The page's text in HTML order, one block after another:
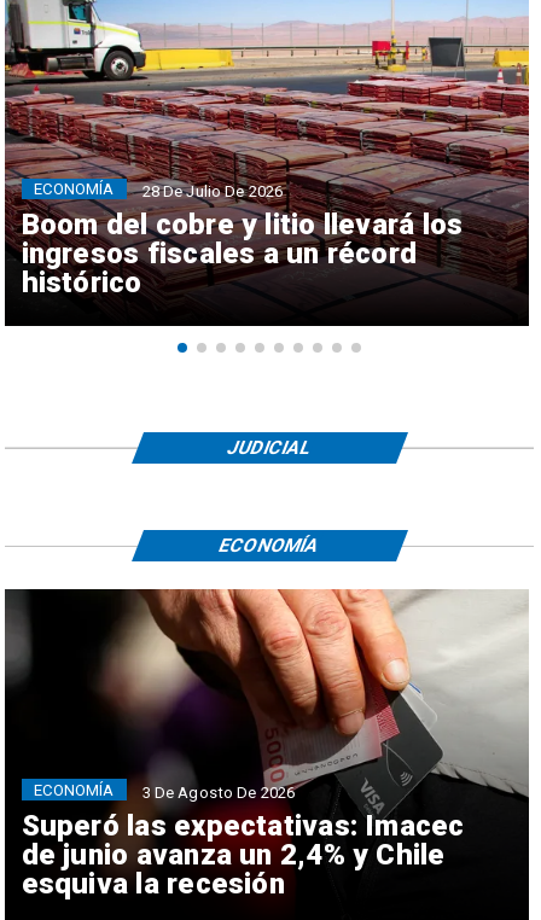
Boom del cobre y litio llevará los
ingresos fiscales a un récord
histórico
ECONOMÍA 28 De Julio De 2026
JUDICIAL
Superó las expectativas: Imacec
de junio avanza un 2,4% y Chile
esquiva la recesión
ECONOMÍA 3 De Agosto De 2026
ECONOMÍA